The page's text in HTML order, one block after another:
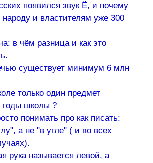
появился звук Ё, и почему
и властителям уже 300
в чём разница и как это
существует минимум 6 млн
только один предмет
годы школы ?
понимать про как писать:
а не "в угле" ( и во всех
рука называется левой, а